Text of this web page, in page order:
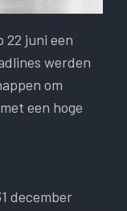
22 juni een
werden
om
een hoge
december